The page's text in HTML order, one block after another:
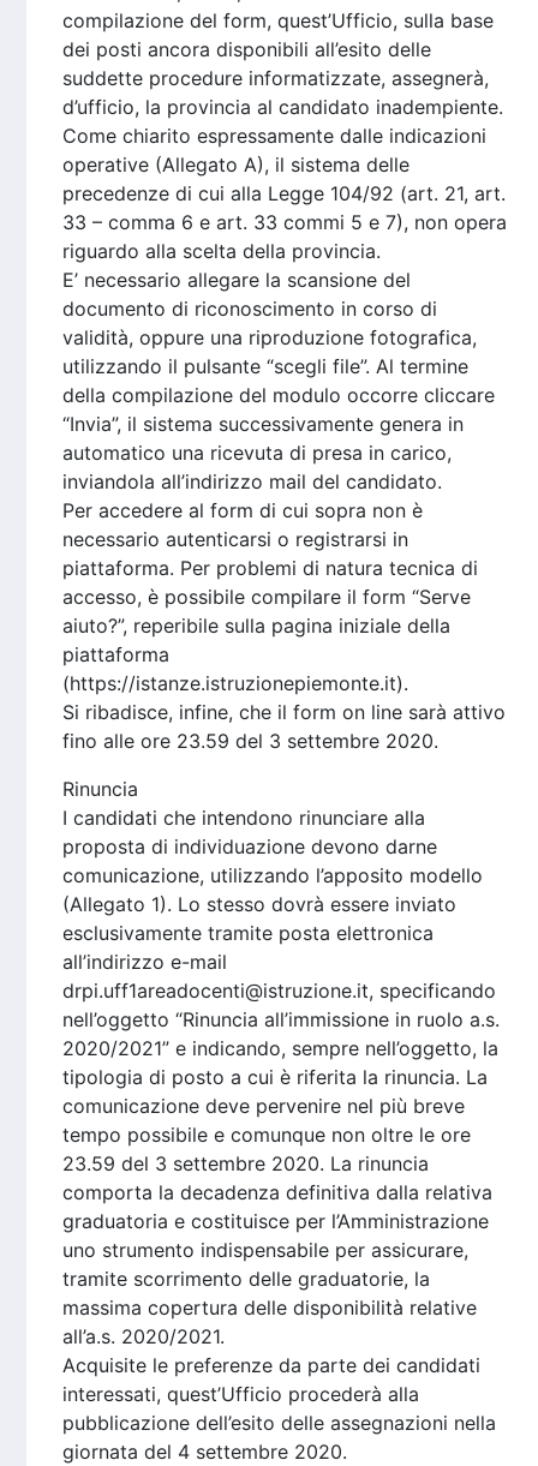
compilazione del form, quest’Ufficio, sulla base
dei posti ancora disponibili all’esito delle
suddette procedure informatizzate, assegnerà,
d’ufficio, la provincia al candidato inadempiente.
Come chiarito espressamente dalle indicazioni
operative (Allegato A), il sistema delle
precedenze di cui alla Legge 104/92 (art. 21, art.
33 – comma 6 e art. 33 commi 5 e 7), non opera
riguardo alla scelta della provincia.
E’ necessario allegare la scansione del
documento di riconoscimento in corso di
validità, oppure una riproduzione fotografica,
utilizzando il pulsante “scegli file”. Al termine
della compilazione del modulo occorre cliccare
“Invia”, il sistema successivamente genera in
automatico una ricevuta di presa in carico,
inviandola all’indirizzo mail del candidato.
Per accedere al form di cui sopra non è
necessario autenticarsi o registrarsi in
piattaforma. Per problemi di natura tecnica di
accesso, è possibile compilare il form “Serve
aiuto?”, reperibile sulla pagina iniziale della
piattaforma
(https://istanze.istruzionepiemonte.it).
Si ribadisce, infine, che il form on line sarà attivo
fino alle ore 23.59 del 3 settembre 2020.
Rinuncia
I candidati che intendono rinunciare alla
proposta di individuazione devono darne
comunicazione, utilizzando l’apposito modello
(Allegato 1). Lo stesso dovrà essere inviato
esclusivamente tramite posta elettronica
all’indirizzo e-mail
drpi.uff1areadocenti@istruzione.it, specificando
nell’oggetto “Rinuncia all’immissione in ruolo a.s.
2020/2021” e indicando, sempre nell’oggetto, la
tipologia di posto a cui è riferita la rinuncia. La
comunicazione deve pervenire nel più breve
tempo possibile e comunque non oltre le ore
23.59 del 3 settembre 2020. La rinuncia
comporta la decadenza definitiva dalla relativa
graduatoria e costituisce per l’Amministrazione
uno strumento indispensabile per assicurare,
tramite scorrimento delle graduatorie, la
massima copertura delle disponibilità relative
all’a.s. 2020/2021.
Acquisite le preferenze da parte dei candidati
interessati, quest’Ufficio procederà alla
pubblicazione dell’esito delle assegnazioni nella
giornata del 4 settembre 2020.